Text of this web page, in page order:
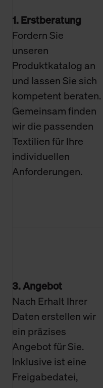
1. Erstberatung
Fordern Sie
unseren
Produktkatalog an
und lassen Sie sich
kompetent beraten.
Gemeinsam finden
wir die passenden
Textilien für Ihre
individuellen
Anforderungen.
3. Angebot
Nach Erhalt Ihrer
Daten erstellen wir
ein präzises
Angebot für Sie.
Inklusive ist eine
Freigabedatei,